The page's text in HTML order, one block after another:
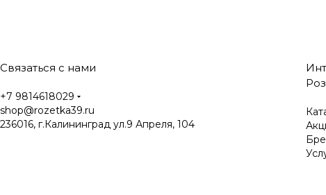
Связаться с нами
+7 9814618029
shop@rozetka39.ru
236016, г.Калининград ул.9 Апреля, 104